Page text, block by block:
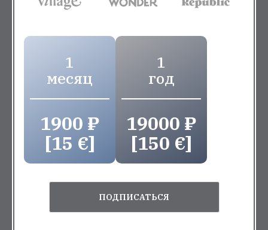
1
месяц
1900 ₽
[15 €]
1
год
19000 ₽
[150 €]
ПОДПИСАТЬСЯ